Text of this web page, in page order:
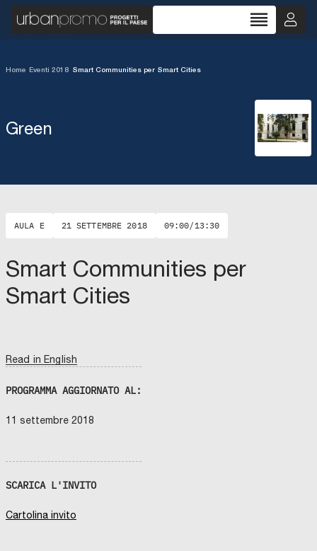
reorder
Home /Eventi 2018 Smart Communities per Smart Cities
Green
AULA E 21 SETTEMBRE 2018 09:00/13:30
Smart Communities per
Smart Cities
Read in English
PROGRAMMA AGGIORNATO AL:
11 settembre 2018
SCARICA L'INVITO
Cartolina invito